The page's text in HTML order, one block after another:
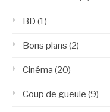
BD (1)
Bons plans (2)
Cinéma (20)
Coup de gueule (9)